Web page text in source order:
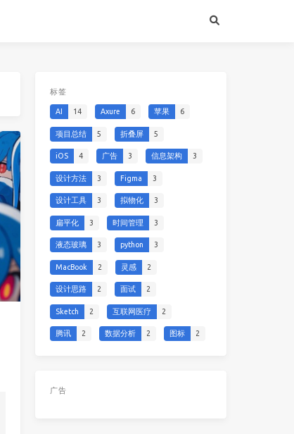
标签
AI 14 Axure 6 苹果 6
项目总结 5 折叠屏 5
iOS 4 广告 3 信息架构 3
设计方法 3 Figma 3
设计工具 3 拟物化 3
扁平化 3 时间管理 3
液态玻璃 3 python 3
MacBook 2 灵感 2
设计思路 2 面试 2
Sketch 2 互联网医疗 2
腾讯 2 数据分析 2 图标 2
广告